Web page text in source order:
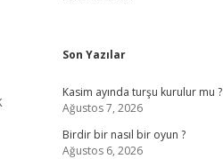
Son Yazılar
Kasim ayında turşu kurulur mu ?
Ağustos 7, 2026
Birdir bir nasıl bir oyun ?
Ağustos 6, 2026